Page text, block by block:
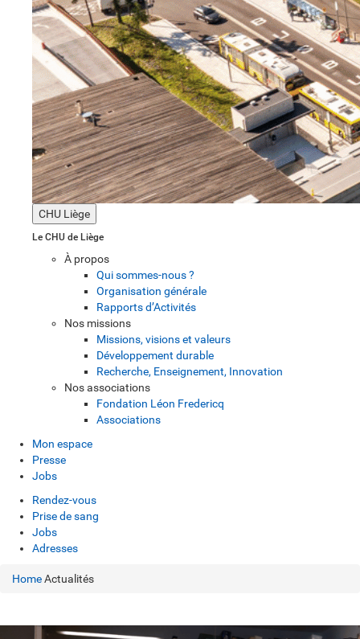
CHU Liège
Le CHU de Liège
À propos
Qui sommes-nous ?
Organisation générale
Rapports d’Activités
Nos missions
Missions, visions et valeurs
Développement durable
Recherche, Enseignement, Innovation
Nos associations
Fondation Léon Fredericq
Associations
Mon espace
Presse
Jobs
Rendez-vous
Prise de sang
Jobs
Adresses
HomeActualités